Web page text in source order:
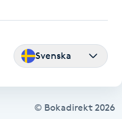
Svenska
© Bokadirekt 2026